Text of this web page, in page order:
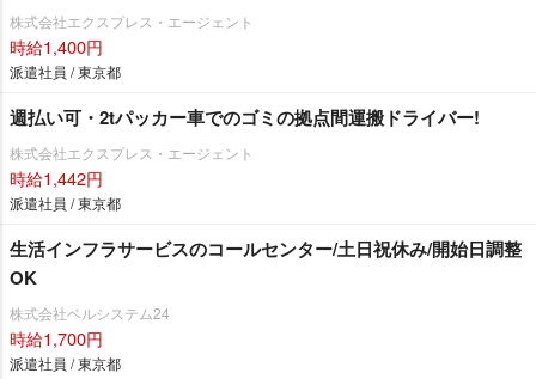
株式会社エクスプレス・エージェント
時給1,400円
派遣社員 / 東京都
週払い可・2tパッカー車でのゴミの拠点間運搬ドライバー!
株式会社エクスプレス・エージェント
時給1,442円
派遣社員 / 東京都
生活インフラサービスのコールセンター/土日祝休み/開始日調整
OK
株式会社ベルシステム24
時給1,700円
派遣社員 / 東京都